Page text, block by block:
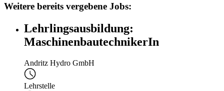
Weitere bereits vergebene Jobs:
Lehrlingsausbildung:
MaschinenbautechnikerIn
Andritz Hydro GmbH
Lehrstelle